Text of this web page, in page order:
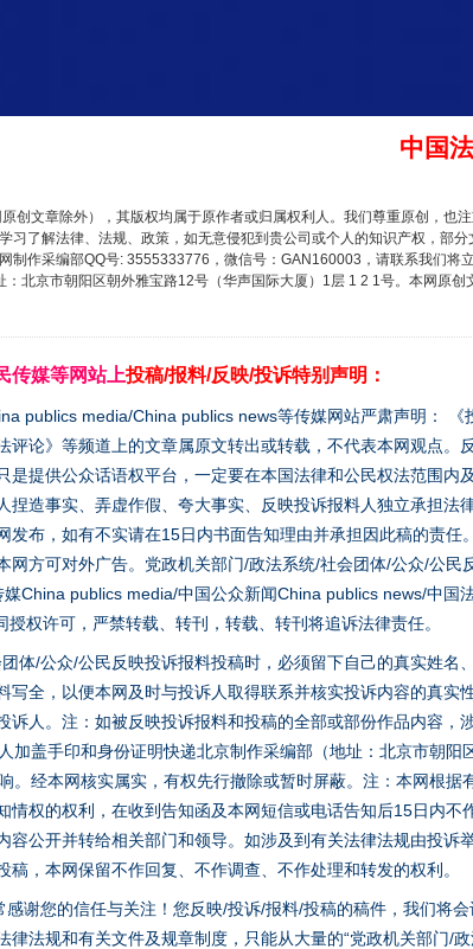
中国
创文章除外），其版权均属于原作者或归属权利人。我们尊重原创，也
习了解法律、法规、政策，如无意侵犯到贵公司或个人的知识产权，部
制作采编部QQ号: 3555333776，微信号：GAN160003，请联系我们将
北京市朝阳区朝外雅宝路12号（华声国际大厦）1层 1 2 1号。本网原创
传媒等网站上投稿/报料/反映/投诉特别声明：
publics media/China publics news等传媒网站严肃声明： 《
评论》等频道上的文章属原文转出或转载，不代表本网观点。
提供公众话语权平台，一定要在本国法律和公民权法范围内
捏造事实、弄虚作假、夸大事实、反映投诉报料人独立承担法
布，如有不实请在15日内书面告知理由并承担因此稿的责任
方可对外广告。党政机关部门/政法系统/社会团体/公众/公民
China publics media/中国公众新闻China publics news/中国
权许可，严禁转载、转刊，转载、转刊将追诉法律责任。
体/公众/公民反映投诉报料投稿时，必须留下自己的真实姓名
全，以便本网及时与投诉人取得联系并核实投诉内容的真实
人。注：如被反映投诉报料和投稿的全部或部份作品内容，
加盖手印和身份证明快递北京制作采编部（地址：北京市朝阳
。经本网核实属实，有权先行撤除或暂时屏蔽。注：本网根据
权的权利，在收到告知函及本网短信或电话告知后15日内不
公开并转给相关部门和领导。如涉及到有关法律法规由投诉
，本网保留不作回复、不作调查、不作处理和转发的权利。
谢您的信任与关注！您反映/投诉/报料/投稿的稿件，我们将
法规和有关文件及规章制度，只能从大量的“党政机关部门/